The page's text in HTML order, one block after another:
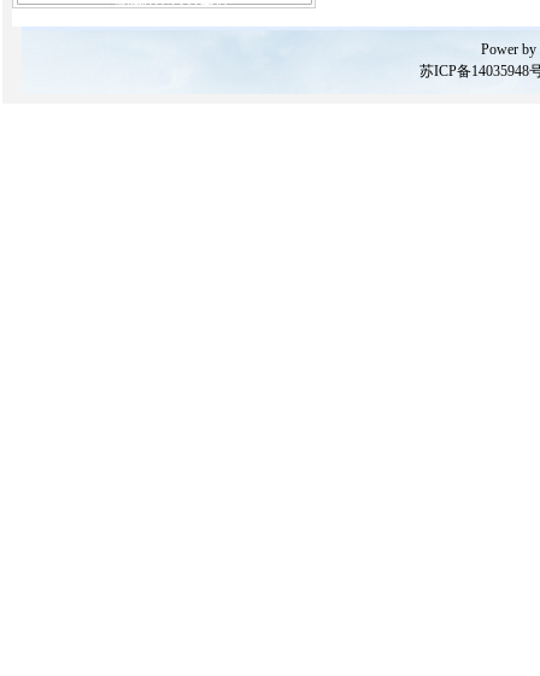
Power by
苏ICP备14035948